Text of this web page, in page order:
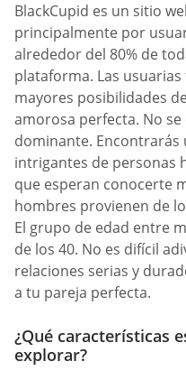
BlackCupid es un sitio
principalmente por
alrededor del 80% de
plataforma. Las
mayores posibilidades
amorosa perfecta. No
dominante. Encontrarás
intrigantes de personas
que esperan conocerte
hombres provienen de
El grupo de edad entre
de los 40. No es difícil
relaciones serias y
a tu pareja perfecta.
¿Qué características
explorar?